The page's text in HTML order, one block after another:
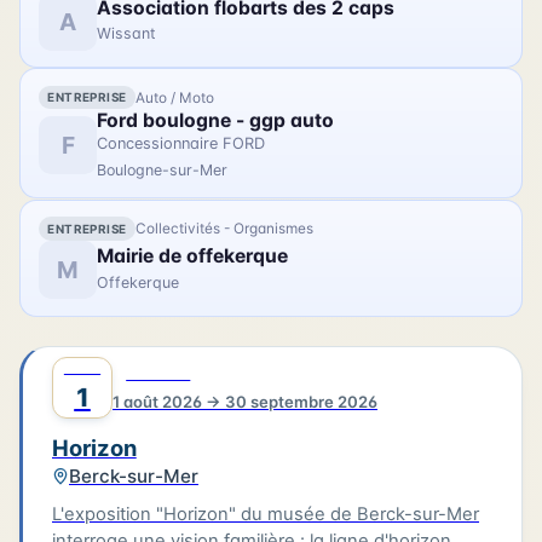
France, Béliard & Crighton. Le parcours se prolonge
avec des photographies contemporaines réalisées
lors de la restauration du trois-mâts Duchesse
Anne au chantier Damen.
A Association flobarts des 2 caps
Wissant
ENTREPRISE Auto / Moto
F
Ford boulogne - ggp auto
Concessionnaire FORD
Boulogne-sur-Mer
ENTREPRISE Collectivités - Organismes
M Mairie de offekerque
Offekerque
1 1 août 2026 → 30 septembre 2026
Horizon
Berck-sur-Mer
L'exposition "Horizon" du musée de Berck-sur-Mer